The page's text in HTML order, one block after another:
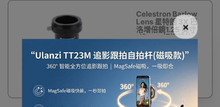
Celestron Barlow
Lens 星特朗 3X 巴
洛增倍鏡1.25 英寸
(接M42相機螺紋)
$280
×